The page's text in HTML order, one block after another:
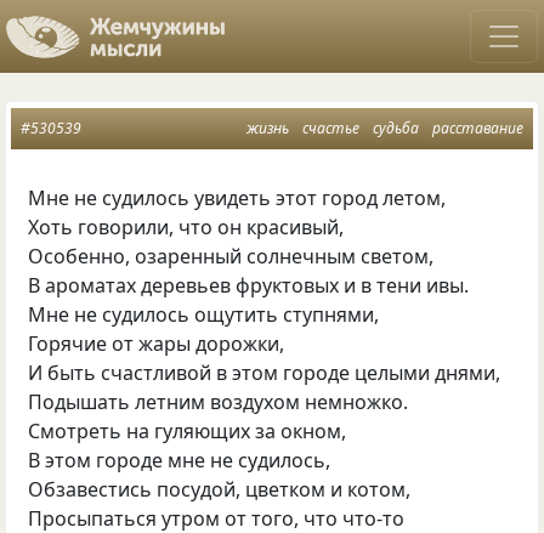
жизнь счастье судьба расставание
#530539
Мне не судилось увидеть этот город летом,
Хоть говорили, что он красивый,
Особенно, озаренный солнечным светом,
В ароматах деревьев фруктовых и в тени ивы.
Мне не судилось ощутить ступнями,
Горячие от жары дорожки,
И быть счастливой в этом городе целыми днями,
Подышать летним воздухом немножко.
Смотреть на гуляющих за окном,
В этом городе мне не судилось,
Обзавестись посудой, цветком и котом,
Просыпаться утром от того, что что-то